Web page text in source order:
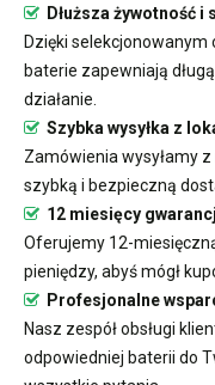
Dłuższa żywotność i
Dzięki
baterie zapewniają
działanie.
Szybka wysyłka z
Zamówienia wysyłamy
szybką i bezpieczną
12 miesięcy
Oferujemy 12-
pieniędzy, abyś mógł
Profesjonalne
Nasz zespół obsługi
odpowiedniej baterii do